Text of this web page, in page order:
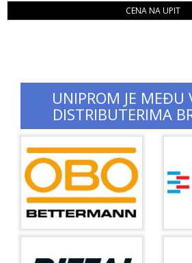
CENA NA UPIT
UNIPROM JE MEĐU
DISTRIBUTERIMA